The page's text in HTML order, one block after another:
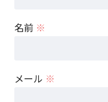
名前 ※
メール ※